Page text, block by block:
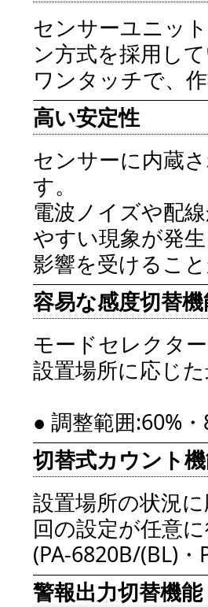
センサーユニッ
ン方式を採用し
ワンタッチで、
高い安定性
センサーに内蔵
す。
電波ノイズや配
やすい現象が発
影響を受けるこ
容易な感度切替
モードセレクタ
設置場所に応じ
● 調整範囲:60%
切替式カウント
設置場所の状況
回の設定が任意
(PA-6820B/(BL)
警報出力切替機能